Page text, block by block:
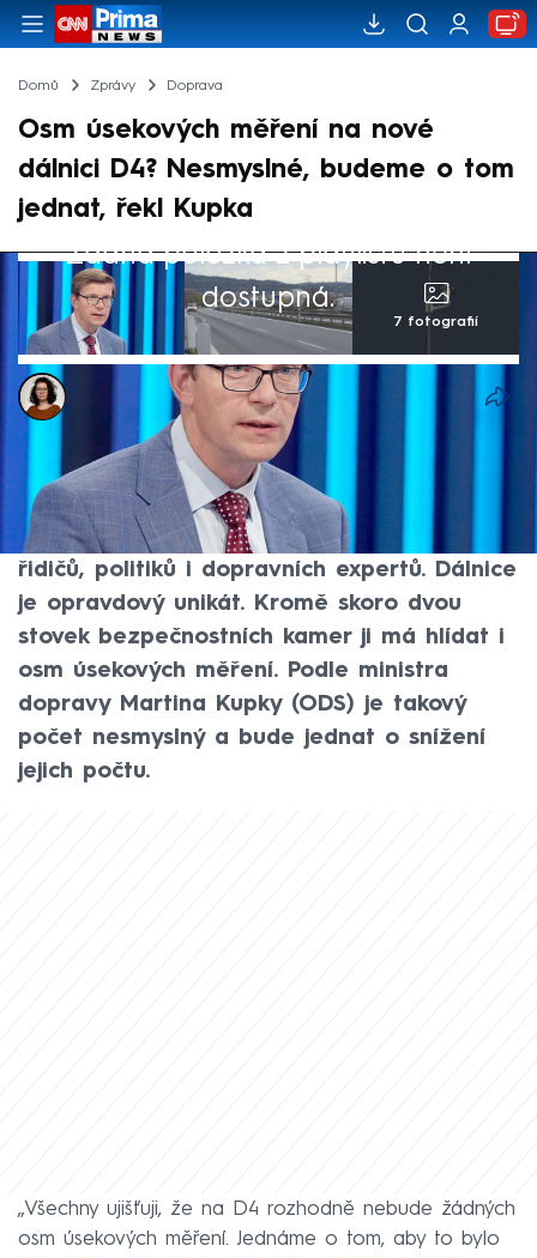
Domů Zprávy Doprava
Osm úsekových měření na nové
dálnici D4? Nesmyslné, budeme o tom
jednat, řekl Kupka
Žádná položka z playlistu není
dostupná.
7 fotografií
Dominika Fuchsová
28. lis 2024, 08:34
Úsekový radar každé čtyři kilometry. Nová
část dálnice D4 mezi Příbramí a Pískem
ještě není otevřená, ale už budí emoce u
řidičů, politiků i dopravních expertů. Dálnice
je opravdový unikát. Kromě skoro dvou
stovek bezpečnostních kamer ji má hlídat i
osm úsekových měření. Podle ministra
dopravy Martina Kupky (ODS) je takový
počet nesmyslný a bude jednat o snížení
jejich počtu.
„Všechny ujišťuji, že na D4 rozhodně nebude žádných
osm úsekových měření. Jednáme o tom, aby to bylo